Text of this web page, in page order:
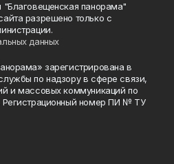
панорама"
разрешено только с
данных
зарегистрирована в
по надзору в сфере связи,
и массовых коммуникаций по
Регистрационный номер ПИ № ТУ